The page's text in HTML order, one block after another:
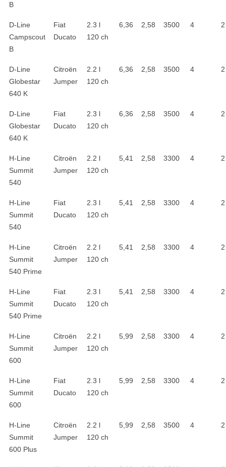
B
D-Line
Campscout
B
Fiat
Ducato
2.3 l
120 ch
6,36 2,58 3500 4 2
D-Line
Globestar
640 K
Citroën
Jumper
2.2 l
120 ch
6,36 2,58 3500 4 2
D-Line
Globestar
640 K
Fiat
Ducato
2.3 l
120 ch
6,36 2,58 3500 4 2
H-Line
Summit
540
Citroën
Jumper
2.2 l
120 ch
5,41 2,58 3300 4 2
H-Line
Summit
540
Fiat
Ducato
2.3 l
120 ch
5,41 2,58 3300 4 2
H-Line
Summit
540 Prime
Citroën
Jumper
2.2 l
120 ch
5,41 2,58 3300 4 2
H-Line
Summit
540 Prime
Fiat
Ducato
2.3 l
120 ch
5,41 2,58 3300 4 2
H-Line
Summit
600
Citroën
Jumper
2.2 l
120 ch
5,99 2,58 3300 4 2
H-Line
Summit
600
Fiat
Ducato
2.3 l
120 ch
5,99 2,58 3300 4 2
H-Line
Summit
600 Plus
Citroën
Jumper
2.2 l
120 ch
5,99 2,58 3500 4 2